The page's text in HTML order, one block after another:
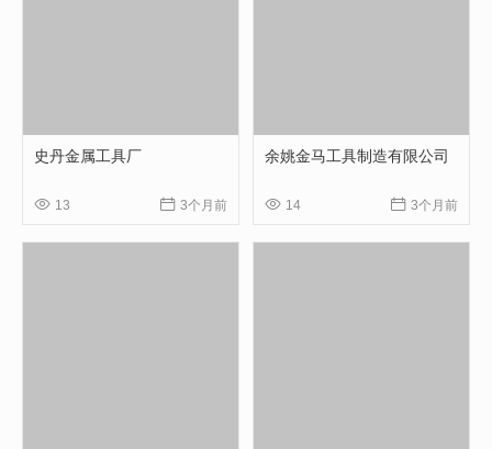
史丹金属工具厂
 13  3个月前
余姚金马工具制造有限公司
 14  3个月前